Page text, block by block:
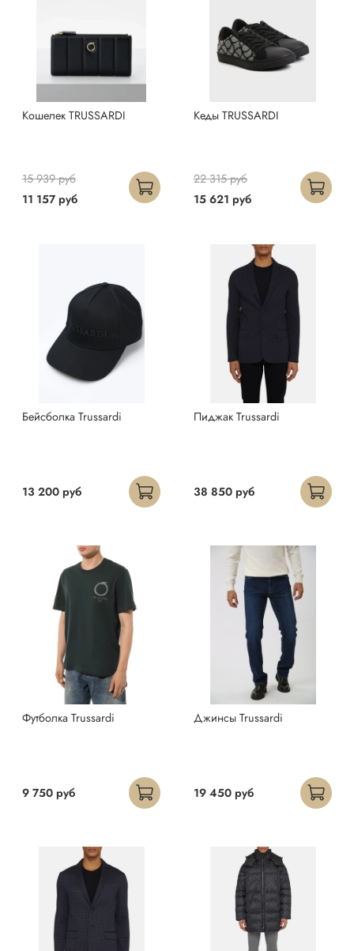
Кошелек TRUSSARDI
11 157 руб
15 939 руб
Кеды TRUSSARDI
15 621 руб
22 315 руб
Бейсболка Trussardi
13 200 руб
Пиджак Trussardi
38 850 руб
Футболка Trussardi
9 750 руб
Джинсы Trussardi
19 450 руб